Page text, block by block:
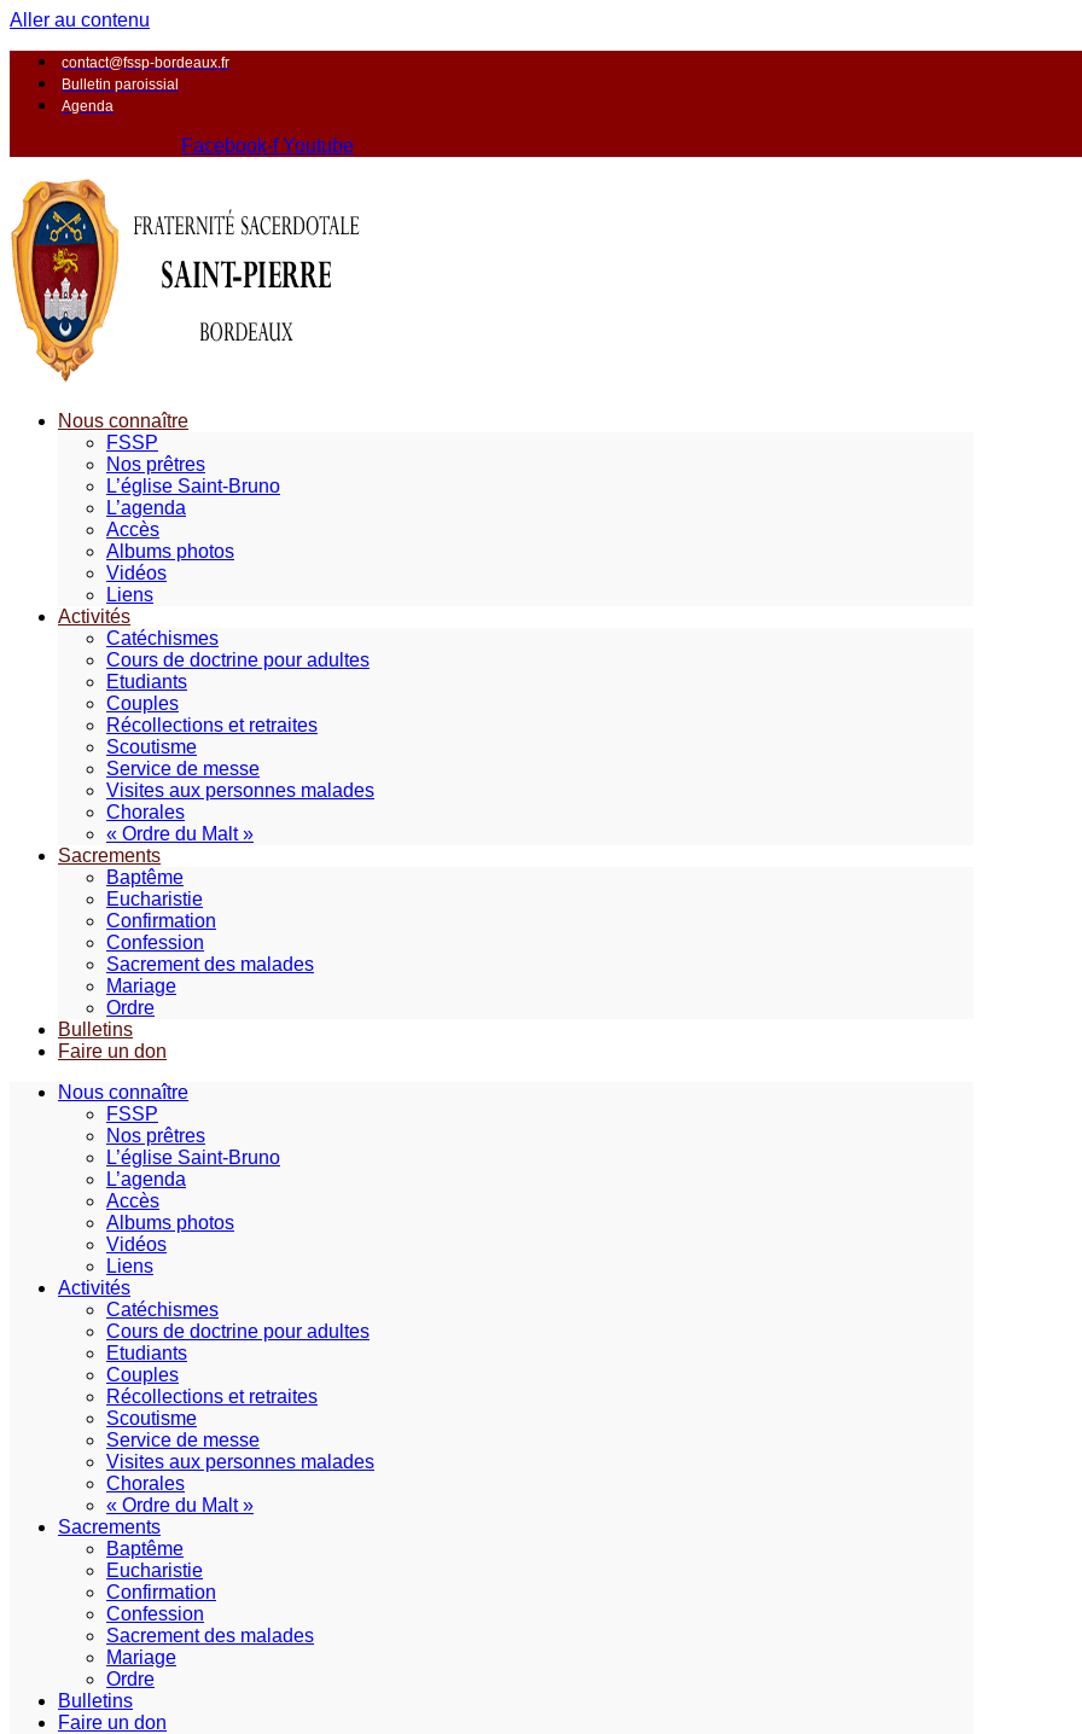
Aller au contenu
contact@fssp-bordeaux.fr
Bulletin paroissial
Agenda
Facebook-f Youtube
Nous connaître
FSSP
Nos prêtres
L’église Saint-Bruno
L’agenda
Accès
Albums photos
Vidéos
Liens
Activités
Catéchismes
Cours de doctrine pour adultes
Etudiants
Couples
Récollections et retraites
Scoutisme
Service de messe
Visites aux personnes malades
Chorales
« Ordre du Malt »
Sacrements
Baptême
Eucharistie
Confirmation
Confession
Sacrement des malades
Mariage
Ordre
Bulletins
Faire un don
Nous connaître
FSSP
Nos prêtres
L’église Saint-Bruno
L’agenda
Accès
Albums photos
Vidéos
Liens
Activités
Catéchismes
Cours de doctrine pour adultes
Etudiants
Couples
Récollections et retraites
Scoutisme
Service de messe
Visites aux personnes malades
Chorales
« Ordre du Malt »
Sacrements
Baptême
Eucharistie
Confirmation
Confession
Sacrement des malades
Mariage
Ordre
Bulletins
Faire un don